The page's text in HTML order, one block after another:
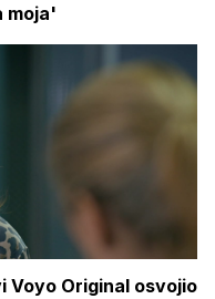
moja'
Voyo Original osvojio